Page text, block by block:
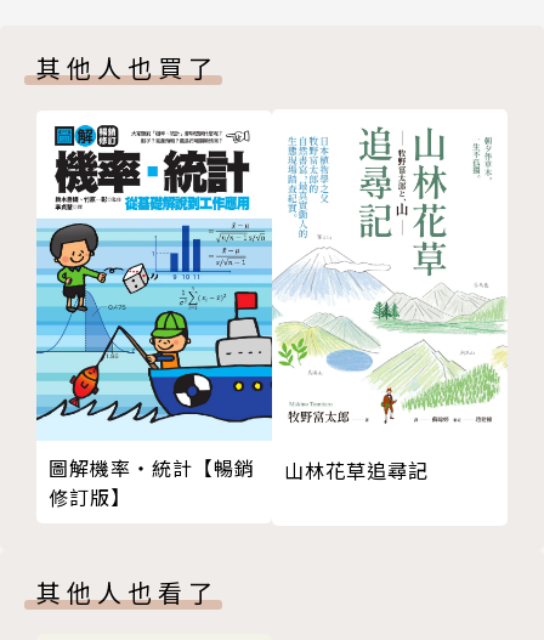
關心日常生活中類雌激素氾濫問題，重新思考我們的健
別讓EDCs的影響延續至下個新世代。
*
【編輯札記】
「好好選擇，不會踩上環境荷爾蒙這顆雷」
──環境荷爾蒙（EDCs, Endocrine Disrupting Che
micals），又稱為「內分泌干擾物」或「內分泌干擾
化學物」，顧名思義是擾亂正常內分泌系統的人工合成
物質。而生物正常的內分泌包含激素（荷爾蒙）、雌激
素等，人類和動物最重要的生殖系統及生殖能力都和內
分泌相聯結，因此，了解EDCs這些能擾亂生殖系統的
這幾年除了食安問題，日用消費品的安檢問題也日益受
乳癌
嬰兒性別比例
性早熟
第4章t無處不在的EDCs
BPA令人憤慨的歷史
易潔、防污和防水產品
日用品及化妝品
豐胸美容產品
食品
服裝產業與EDCs
結語
致謝
特。別。收。錄 【小魚親測報告】嚴測產品✕健康生
│小。魚。親。測│食用油
│小。魚。親。測│BB霜
其他人也買了
圖解機率‧統計【暢銷
修訂版】
山林花草追尋記
其他人也看了